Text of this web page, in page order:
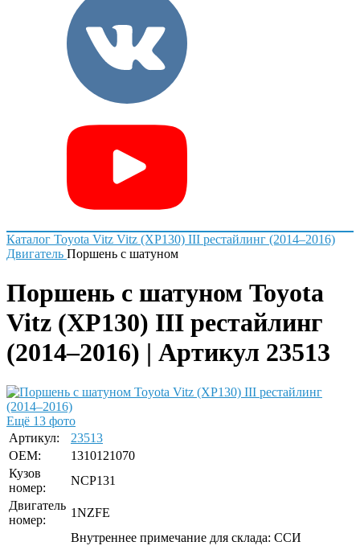
Каталог Toyota Vitz Vitz (XP130) III рестайлинг (2014–2016)
Двигатель Поршень с шатуном
Поршень с шатуном Toyota
Vitz (XP130) III рестайлинг
(2014–2016) | Артикул 23513
Ещё 13 фото
Артикул:
23513
OEM:
1310121070
Кузов
номер:
NCP131
Двигатель
номер:
1NZFE
Внутреннее примечание для склада: ССИ